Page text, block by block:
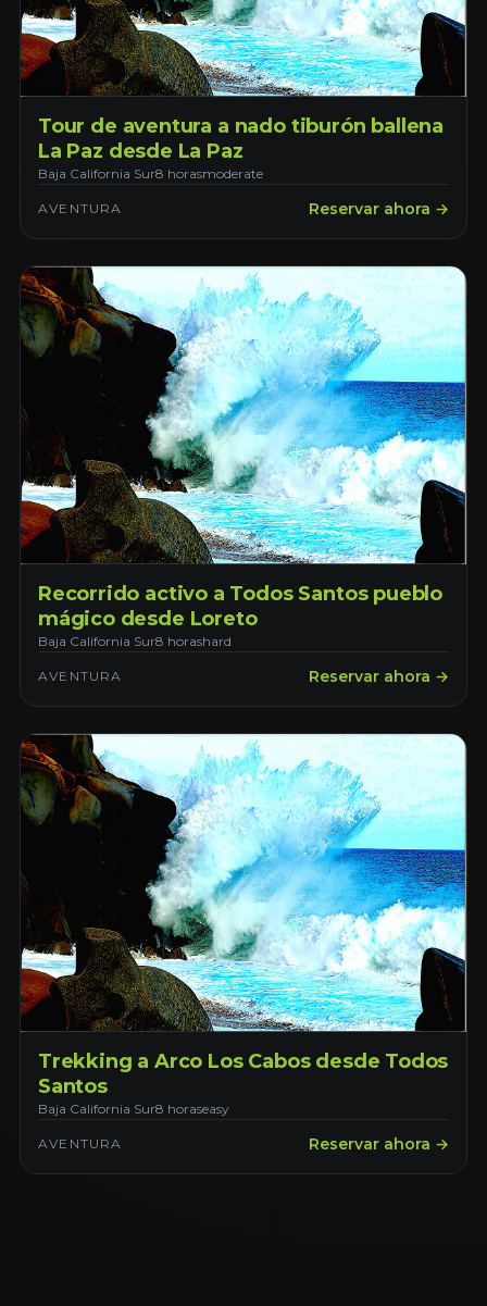
Tour de aventura a nado tiburón ballena
La Paz desde La Paz
Baja California Sur8 horasmoderate
AVENTURA Reservar ahora →
Recorrido activo a Todos Santos pueblo
mágico desde Loreto
Baja California Sur8 horashard
AVENTURA Reservar ahora →
Trekking a Arco Los Cabos desde Todos
Santos
Baja California Sur8 horaseasy
AVENTURA Reservar ahora →